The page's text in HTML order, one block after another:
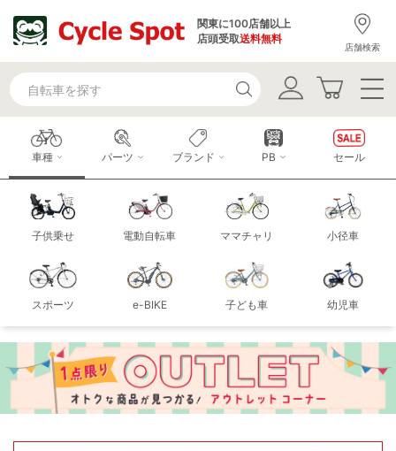
関東に100店舗以上
店頭受取送料無料
店舗検索
車種
子供乗せ 電動自転車 ママチャリ 小径車
スポーツ e-BIKE 子ども車 幼児車
パーツ ブランド PB セール